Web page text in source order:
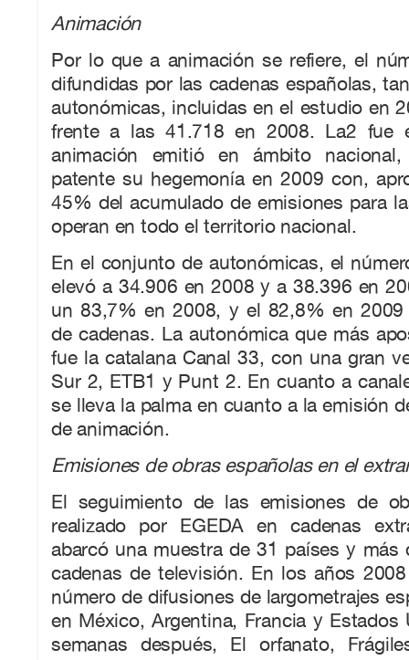
Animación
Por lo que a animación se refiere, el
difundidas por las cadenas españolas,
autonómicas, incluidas en el estudio en
frente a las 41.718 en 2008. La2 fue
animación emitió en ámbito
patente su hegemonía en 2009 con,
45% del acumulado de emisiones para
operan en todo el territorio nacional.
En el conjunto de autonómicas, el
elevó a 34.906 en 2008 y a 38.396 en
un 83,7% en 2008, y el 82,8% en
de cadenas. La autonómica que más
fue la catalana Canal 33, con una gran
Sur 2, ETB1 y Punt 2. En cuanto a
se lleva la palma en cuanto a la emisión
de animación.
Emisiones de obras españolas en el
El seguimiento de las emisiones de
realizado por EGEDA en cadenas
abarcó una muestra de 31 países y más
cadenas de televisión. En los años
número de difusiones de largometrajes
en México, Argentina, Francia y Estados
semanas después, El orfanato,